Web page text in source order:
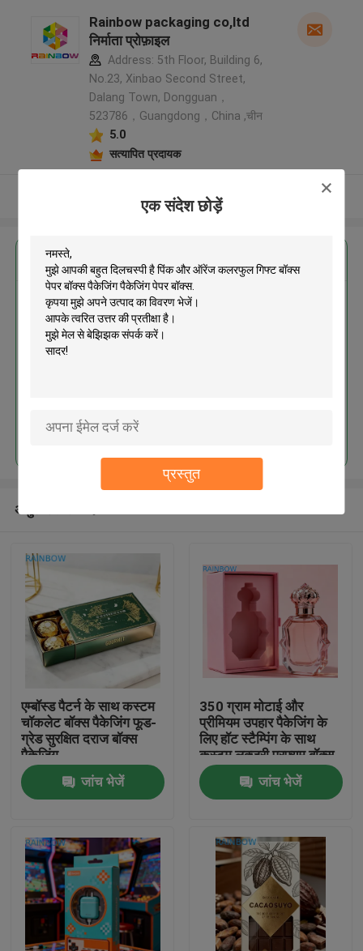
एक संदेश छोड़ें
प्रस्तुत
घर
उत्पाद
हमारे बारे में
Rainbow packaging co,ltd
निर्माता प्रोफ़ाइल
Address: 5th Floor, Building 6,
No.23, Xinbao Second Street,
Dalang Town, Dongguan，
523786，Guangdong，China ,चीन
5.0
सत्यापित प्रदायक
और देखो
सबसे उत्तम प्रतिदान प्राप्त करें
पिंक और ऑरेंज कलरफुल गिफ्ट बॉक्स पेपर
बॉक्स पैकेजिंग पैकेजिंग पेपर बॉक्स
अनुशंसित उत्पाद
एम्बॉस्ड पैटर्न के साथ कस्टम
चॉकलेट बॉक्स पैकेजिंग फूड-
ग्रेड सुरक्षित दराज बॉक्स
पैकेजिंग
जांच भेजें
350 ग्राम मोटाई और
प्रीमियम उपहार पैकेजिंग के
लिए हॉट स्टैम्पिंग के साथ
कस्टम लक्जरी परफ्यूम बॉक्स
जांच भेजें